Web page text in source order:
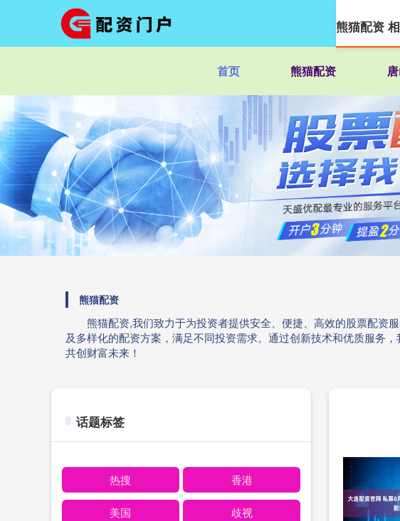
首页 熊猫配资
熊猫配资
熊猫配资,我们致力于为投资者提供安全、便捷、高效的股票配资
及多样化的配资方案，满足不同投资需求。通过创新技术和优质服务
共创财富未来！
熊猫配资
话题标签
热搜 香港
美国 歧视